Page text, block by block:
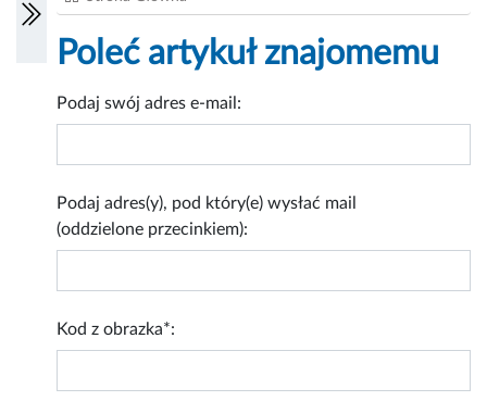
Poleć artykuł znajomemu
Podaj swój adres e-mail:
Podaj adres(y), pod który(e) wysłać mail
(oddzielone przecinkiem):
Kod z obrazka*: